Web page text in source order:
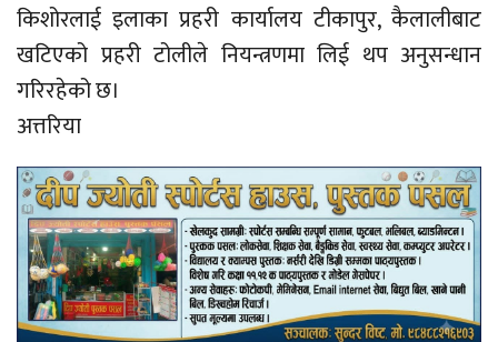
किशोरलाई इलाका प्रहरी कार्यालय टीकापुर, कैलालीबाट
खटिएको प्रहरी टोलीले नियन्त्रणमा लिई थप अनुसन्धान
गरिरहेको छ।
अत्तरिया